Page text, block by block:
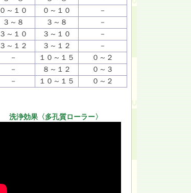
０～１０ ０～１０
－
３～８ ３～８
－
３～１０ ３～１０
－
３～１２ ３～１２
－
－ １０～１５
０～２
－ ８～１２
０～３
－ １０～１５
０～２
洗浄効果〈多孔質ローラー〉